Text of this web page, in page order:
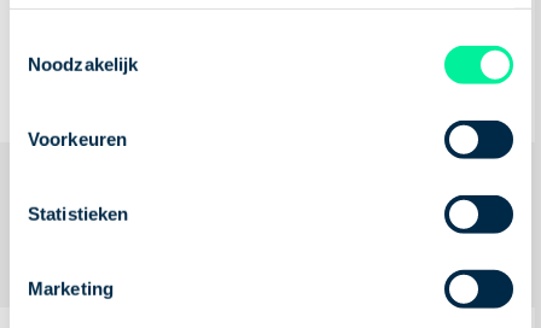
Noodzakelijk
Voorkeuren
Statistieken
Marketing
Zevenhuizen